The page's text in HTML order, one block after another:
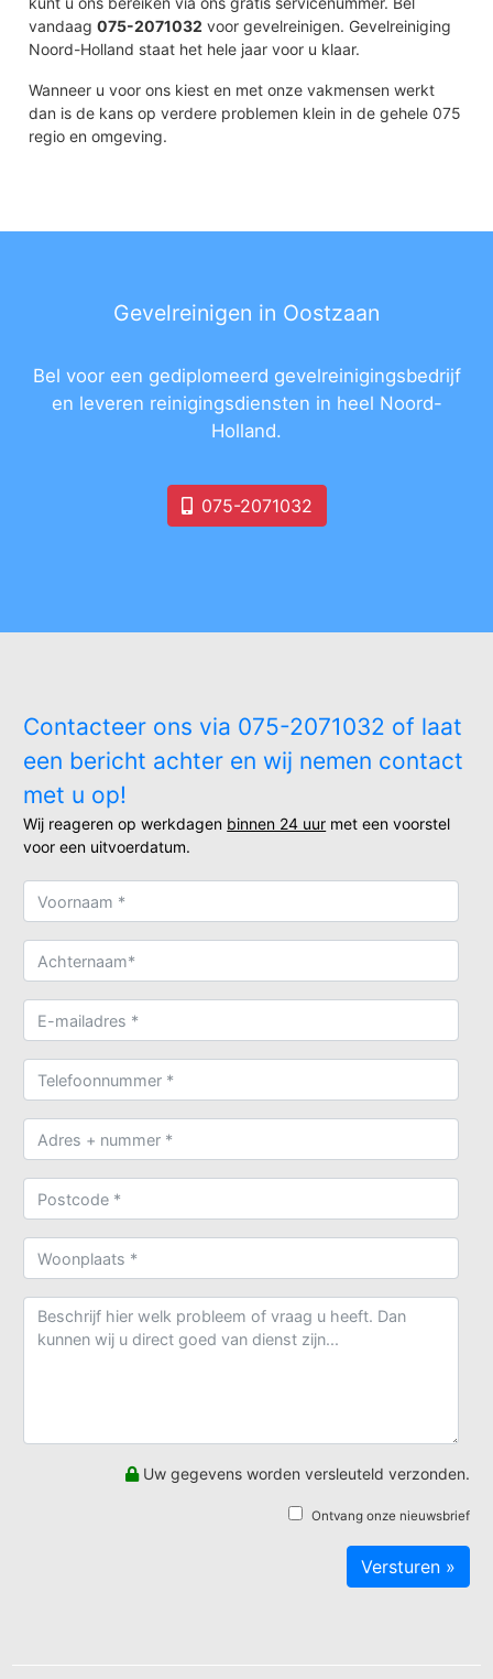
vandaag075-2071032 voor gevelreinigen. Gevelreiniging
Noord-Holland staat het hele jaar voor u klaar.
Wanneer u voor ons kiest en met onze vakmensen werkt
dan is de kans op verdere problemen klein in de gehele 075
regio en omgeving.
Gevelreinigen in Oostzaan
Bel voor een gediplomeerd gevelreinigingsbedrijf
en leveren reinigingsdiensten in heel Noord-
Holland.
075-2071032
Contacteer ons via 075-2071032 of laat
een bericht achter en wij nemen contact
met u op!
Wij reageren op werkdagen binnen 24 uur met een voorstel
voor een uitvoerdatum.
Uw gegevens worden versleuteld verzonden.
Ontvang onze nieuwsbrief